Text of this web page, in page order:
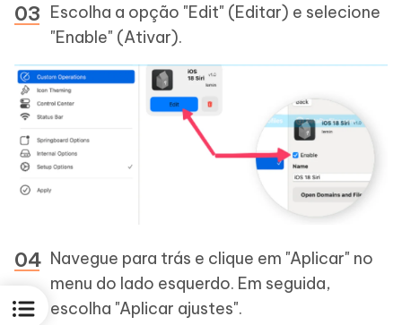
Escolha a opção "Edit" (Editar) e selecione
"Enable" (Ativar).
Navegue para trás e clique em "Aplicar" no
menu do lado esquerdo. Em seguida,
escolha "Aplicar ajustes".